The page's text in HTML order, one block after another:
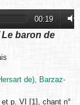
00:19
baron de
de), Barzaz-
et p. VI [1], chant n°